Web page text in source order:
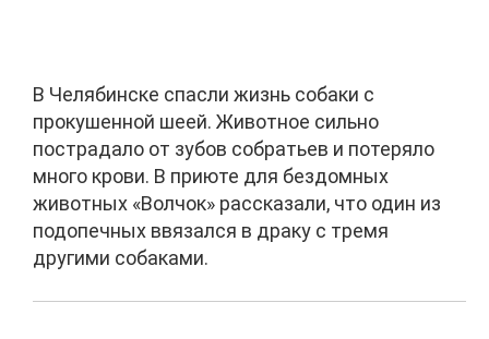
В Челябинске спасли жизнь собаки с
прокушенной шеей. Животное сильно
пострадало от зубов собратьев и потеряло
много крови. В приюте для бездомных
животных «Волчок» рассказали, что один из
подопечных ввязался в драку с тремя
другими собаками.